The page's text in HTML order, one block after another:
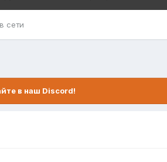
сети
в наш Discord!